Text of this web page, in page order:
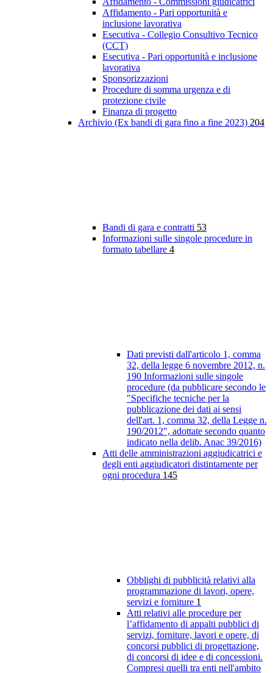
Affidamento - Pari opportunità e
inclusione lavorativa
Esecutiva - Collegio Consultivo Tecnico
(CCT)
Esecutiva - Pari opportunità e inclusione
lavorativa
Sponsorizzazioni
Procedure di somma urgenza e di
protezione civile
Finanza di progetto
Archivio (Ex bandi di gara fino a fine 2023) 204
Bandi di gara e contratti 53
Informazioni sulle singole procedure in
formato tabellare 4
Dati previsti dall'articolo 1, comma
32, della legge 6 novembre 2012, n.
190 Informazioni sulle singole
procedure (da pubblicare secondo le
"Specifiche tecniche per la
pubblicazione dei dati ai sensi
dell'art. 1, comma 32, della Legge n.
190/2012", adottate secondo quanto
indicato nella delib. Anac 39/2016)
Atti delle amministrazioni aggiudicatrici e
degli enti aggiudicatori distintamente per
ogni procedura 145
Obblighi di pubblicità relativi alla
programmazione di lavori, opere,
servizi e forniture 1
Atti relativi alle procedure per
l’affidamento di appalti pubblici di
servizi, forniture, lavori e opere, di
concorsi pubblici di progettazione,
di concorsi di idee e di concessioni.
Compresi quelli tra enti nell'ambito